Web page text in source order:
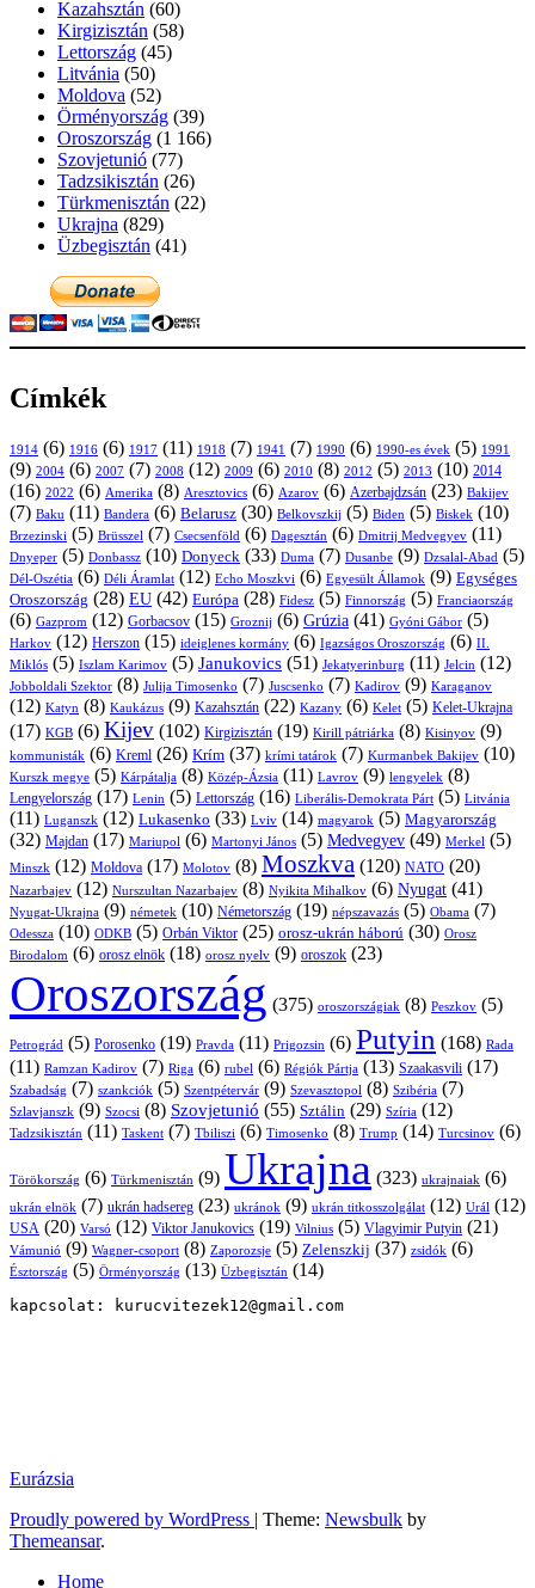
Kazahsztán (60)
Kirgizisztán (58)
Lettország (45)
Litvánia (50)
Moldova (52)
Örményország (39)
Oroszország (1 166)
Szovjetunió (77)
Tadzsikisztán (26)
Türkmenisztán (22)
Ukrajna (829)
Üzbegisztán (41)
Címkék
1914 (6) 1916 (6) 1917 (11) 1918 (7) 1941 (7) 1990 (6) 1990-es évek (5) 1991
(9) 2004 (6) 2007 (7) 2008 (12) 2009 (6) 2010 (8) 2012 (5) 2013 (10) 2014
(16) 2022 (6) Amerika (8) Aresztovics (6) Azarov (6) Azerbajdzsán (23) Bakijev
(7) Baku (11) Bandera (6) Belarusz (30) Belkovszkij (5) Biden (5) Biskek (10)
Brzezinski (5) Brüsszel (7) Csecsenföld (6) Dagesztán (6) Dmitrij Medvegyev (11)
Dnyeper (5) Donbassz (10) Donyeck (33) Duma (7) Dusanbe (9) Dzsalal-Abad (5)
Dél-Oszétia (6) Déli Áramlat (12) Echo Moszkvi (6) Egyesült Államok (9) Egységes
Oroszország (28) EU (42) Európa (28) Fidesz (5) Finnország (5) Franciaország
(6) Gazprom (12) Gorbacsov (15) Groznij (6) Grúzia (41) Gyóni Gábor (5)
Harkov (12) Herszon (15) ideiglenes kormány (6) Igazságos Oroszország (6) II.
Miklós (5) Iszlam Karimov (5) Janukovics (51) Jekatyerinburg (11) Jelcin (12)
Jobboldali Szektor (8) Julija Timosenko (7) Juscsenko (7) Kadirov (9) Karaganov
(12) Katyn (8) Kaukázus (9) Kazahsztán (22) Kazany (6) Kelet (5) Kelet-Ukrajna
(17) KGB (6) Kijev (102) Kirgizisztán (19) Kirill pátriárka (8) Kisinyov (9)
kommunisták (6) Kreml (26) Krím (37) krími tatárok (7) Kurmanbek Bakijev (10)
Kurszk megye (5) Kárpátalja (8) Közép-Ázsia (11) Lavrov (9) lengyelek (8)
Lengyelország (17) Lenin (5) Lettország (16) Liberális-Demokrata Párt (5) Litvánia
(11) Luganszk (12) Lukasenko (33) Lviv (14) magyarok (5) Magyarország
(32) Majdan (17) Mariupol (6) Martonyi János (5) Medvegyev (49) Merkel (5)
Minszk (12) Moldova (17) Molotov (8) Moszkva (120) NATO (20)
Nazarbajev (12) Nurszultan Nazarbajev (8) Nyikita Mihalkov (6) Nyugat (41)
Nyugat-Ukrajna (9) németek (10) Németország (19) népszavazás (5) Obama (7)
Odessza (10) ODKB (5) Orbán Viktor (25) orosz-ukrán háború (30) Orosz
Birodalom (6) orosz elnök (18) orosz nyelv (9) oroszok (23)
Oroszország (375) oroszországiak (8) Peszkov (5)
Petrográd (5) Porosenko (19) Pravda (11) Prigozsin (6) Putyin (168) Rada
(11) Ramzan Kadirov (7) Riga (6) rubel (6) Régiók Pártja (13) Szaakasvili (17)
Szabadság (7) szankciók (5) Szentpétervár (9) Szevasztopol (8) Szibéria (7)
Szlavjanszk (9) Szocsi (8) Szovjetunió (55) Sztálin (29) Szíria (12)
Tadzsikisztán (11) Taskent (7) Tbiliszi (6) Timosenko (8) Trump (14) Turcsinov (6)
Törökország (6) Türkmenisztán (9) Ukrajna (323) ukrajnaiak (6)
ukrán elnök (7) ukrán hadsereg (23) ukránok (9) ukrán titkosszolgálat (12) Urál (12)
USA (20) Varsó (12) Viktor Janukovics (19) Vilnius (5) Vlagyimir Putyin (21)
Vámunió (9) Wagner-csoport (8) Zaporozsje (5) Zelenszkij (37) zsidók (6)
Észtország (5) Örményország (13) Üzbegisztán (14)
kapcsolat: kurucvitezek12@gmail.com
Eurázsia
Proudly powered by WordPress
Theme: Newsbulk by
Themeansar.
Home